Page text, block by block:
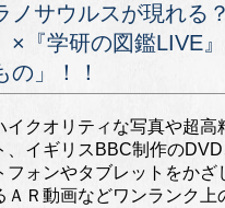
ノサウルスが現れる
×『学研の図鑑LIVE
の」！！
イクオリティな写真や超高
、イギリスBBC制作の
フォンやタブレットをかざ
ＡＲ動画などワンランク上